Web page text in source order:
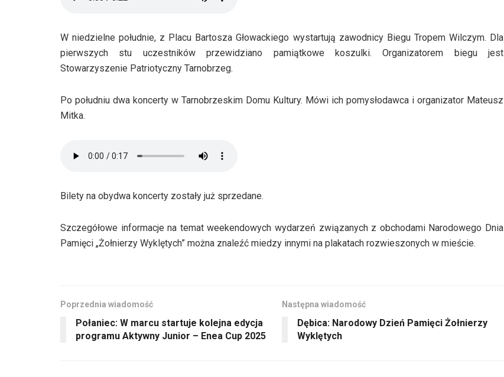
W niedzielne południe, z Placu Bartosza Głowackiego wystartują zawodnicy Biegu Tropem Wilczym. Dla
pierwszych stu uczestników przewidziano pamiątkowe koszulki. Organizatorem biegu jest
Stowarzyszenie Patriotyczny Tarnobrzeg.
Po południu dwa koncerty w Tarnobrzeskim Domu Kultury. Mówi ich pomysłodawca i organizator Mateusz
Mitka.
Bilety na obydwa koncerty zostały już sprzedane.
Szczegółowe informacje na temat weekendowych wydarzeń związanych z obchodami Narodowego Dnia
Pamięci „Żołnierzy Wyklętych” można znaleźć miedzy innymi na plakatach rozwieszonych w mieście.
Poprzednia wiadomość
Połaniec: W marcu startuje kolejna edycja
programu Aktywny Junior – Enea Cup 2025
Następna wiadomość
Dębica: Narodowy Dzień Pamięci Żołnierzy
Wyklętych